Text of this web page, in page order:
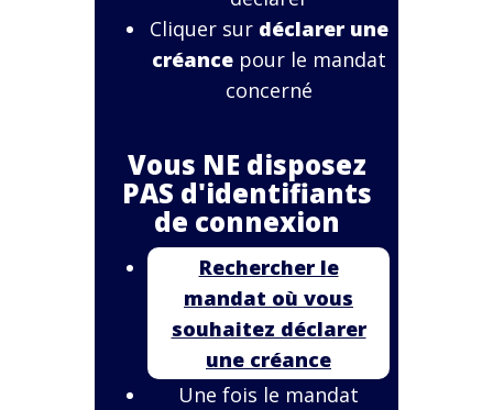
Cliquer sur déclarer une
créancepour le mandat
concerné
Vous NE disposez
PAS d'identifiants
de connexion
Rechercher le
mandat où vous
souhaitez déclarer
une créance
Une fois le mandat